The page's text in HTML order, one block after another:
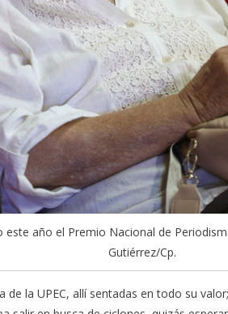
este año el Premio Nacional de
Gutiérrez/Cp.
de la UPEC, allí sentadas en todo su